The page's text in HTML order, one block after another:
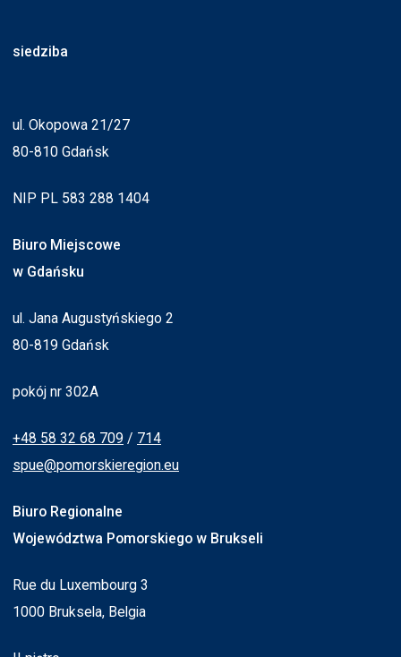
siedziba
ul. Okopowa 21/27
80-810 Gdańsk
NIP PL 583 288 1404
Biuro Miejscowe
w Gdańsku
ul. Jana Augustyńskiego 2
80-819 Gdańsk
pokój nr 302A
+48 58 32 68 709 / 714
spue@pomorskieregion.eu
Biuro Regionalne
Województwa Pomorskiego w Brukseli
Rue du Luxembourg 3
1000 Bruksela, Belgia